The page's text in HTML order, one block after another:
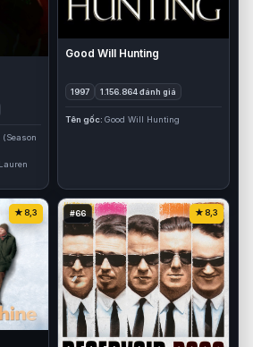
Good Will Hunting
1997 1.156.864 đánh giá
Tên gốc Good Will Hunting
8,3 #66 8,3